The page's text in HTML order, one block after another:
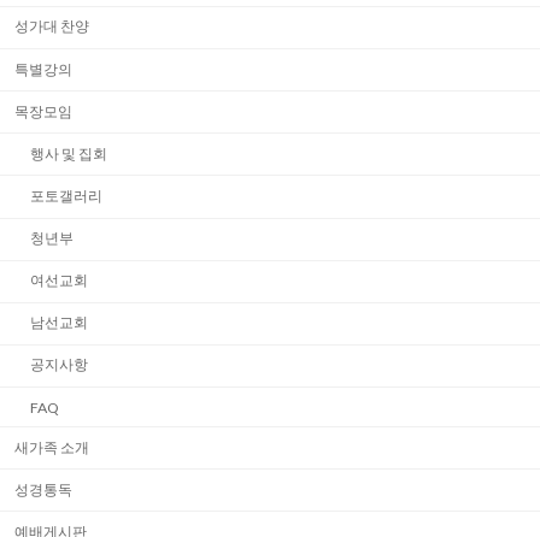
성가대 찬양
특별강의
목장모임
행사 및 집회
포토갤러리
청년부
여선교회
남선교회
공지사항
FAQ
새가족 소개
성경통독
예배게시판